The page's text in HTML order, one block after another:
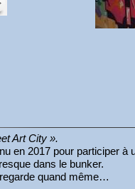
Art City ».
en 2017 pour participer à
dans le bunker.
quand même…